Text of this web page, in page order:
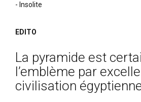
- Insolite
EDITO
La pyramide est
l’emblème par
civilisation